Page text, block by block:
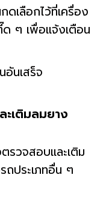
เลือกไว้ที่เครื่อง
ๆ เพื่อแจ้งเตือน
อันเสร็จ
เติมลมยาง
รวจสอบและเติม
ถประเภทอื่น ๆ